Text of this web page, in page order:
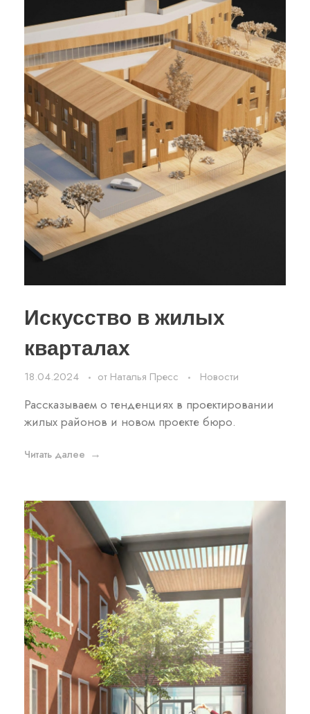
Искусство в жилых
кварталах
18.04.2024 от Наталья Пресс Новости
Рассказываем о тенденциях в проектировании
жилых районов и новом проекте бюро.
Читать далее